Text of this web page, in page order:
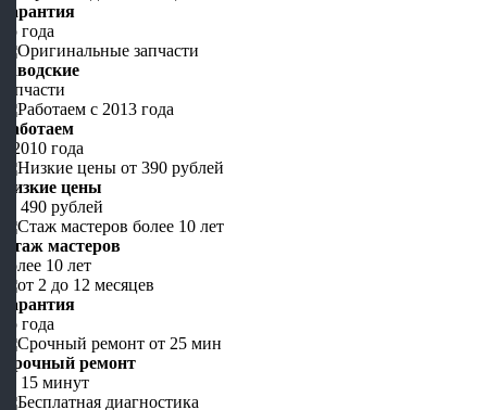
Гарантия
до года
Заводские
запчасти
Работаем
с 2010 года
Низкие цены
от 490 рублей
Стаж мастеров
более 10 лет
Гарантия
до года
Срочный ремонт
от 15 минут